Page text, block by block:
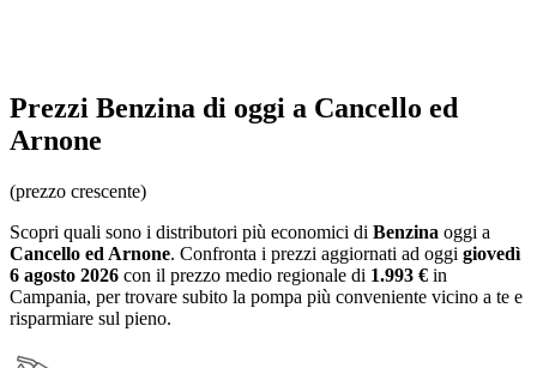
Prezzi Benzina di oggi a Cancello ed
Arnone
(prezzo crescente)
Scopri quali sono i distributori più economici di Benzina oggi a
Cancello ed Arnone. Confronta i prezzi aggiornati ad oggi giovedì
6 agosto 2026 con il prezzo medio regionale di 1.993 € in
Campania, per trovare subito la pompa più conveniente vicino a te e
risparmiare sul pieno.